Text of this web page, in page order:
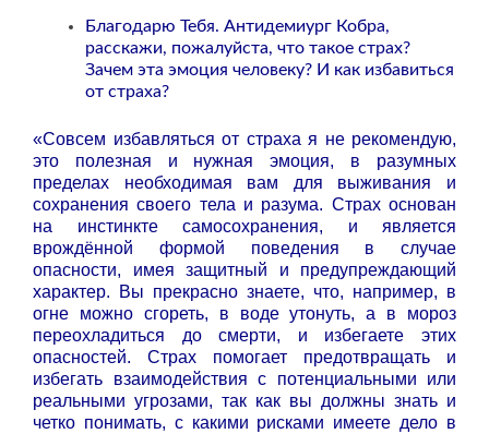
Благодарю Тебя. Антидемиург Кобра,
расскажи, пожалуйста, что такое страх?
Зачем эта эмоция человеку? И как избавиться
от страха?
«Совсем избавляться от страха я не рекомендую,
это полезная и нужная эмоция, в разумных
пределах необходимая вам для выживания и
сохранения своего тела и разума. Страх основан
на инстинкте самосохранения, и является
врождённой формой поведения в случае
опасности, имея защитный и предупреждающий
характер. Вы прекрасно знаете, что, например, в
огне можно сгореть, в воде утонуть, а в мороз
переохладиться до смерти, и избегаете этих
опасностей. Страх помогает предотвращать и
избегать взаимодействия с потенциальными или
реальными угрозами, так как вы должны знать и
четко понимать, с какими рисками имеете дело в